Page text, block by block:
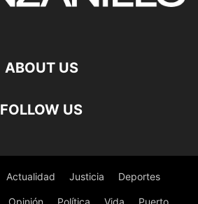
ABOUT US
FOLLOW US
Actualidad Justicia Deportes